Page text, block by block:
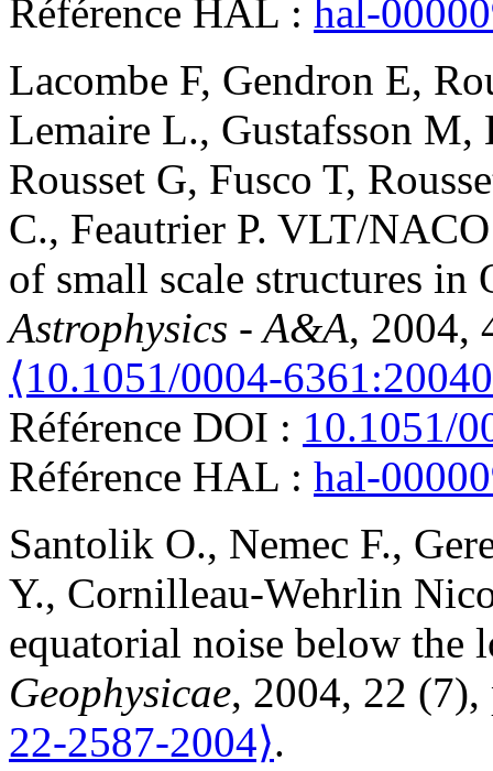
Référence HAL : hal-
Lacombe F, Gendron E,
Lemaire L., Gustafsson M,
Rousset G, Fusco T,
C., Feautrier P. VLT/NACO
of small scale structures in
Astrophysics - A&A, 2004,
⟨10.1051/0004-
Référence DOI : 10.1051/
Référence HAL : hal-
Santolik O., Nemec F.,
Y., Cornilleau-Wehrlin
equatorial noise below the
Geophysicae, 2004, 22
22-2587-2004⟩.